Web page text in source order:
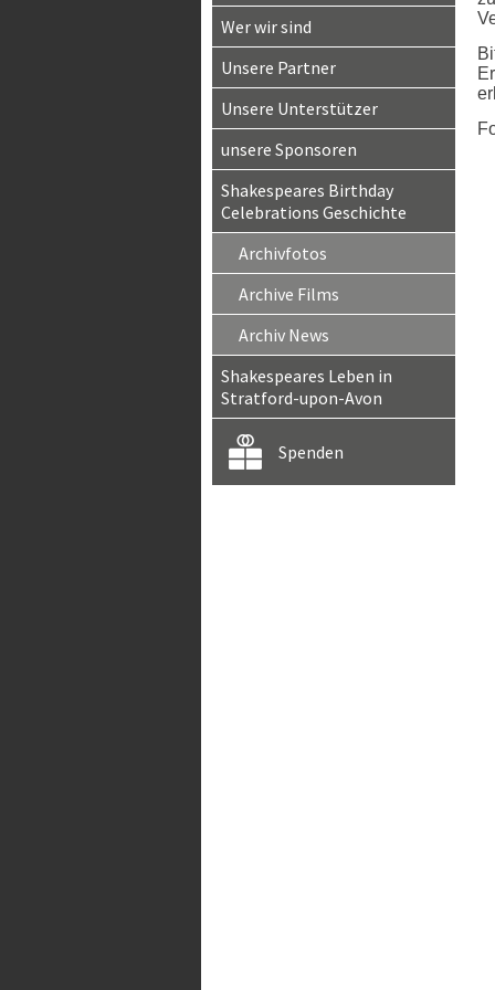
Wer wir sind
Unsere Partner
Unsere Unterstützer
unsere Sponsoren
Shakespeares Birthday
Celebrations Geschichte
Archivfotos
Archive Films
Archiv News
Shakespeares Leben in
Stratford-upon-Avon
Spenden